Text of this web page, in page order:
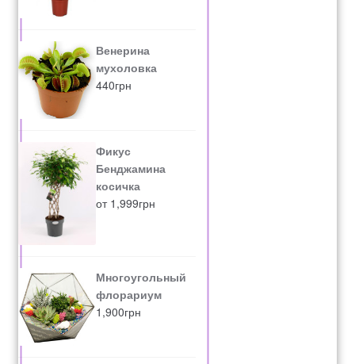
Венерина
мухоловка
440грн
Фикус
Бенджамина
косичка
от 1,999грн
Многоугольный
флорариум
1,900грн